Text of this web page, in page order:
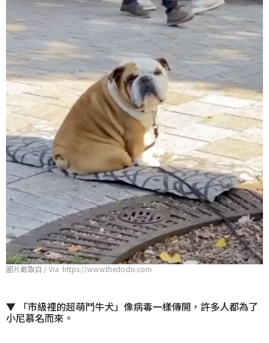
圖片截取自 / Via https://www.thedodo.com
▼ 「市級裡的超萌鬥牛犬」像病毒一樣傳開，許多人都為了
小尼慕名而來。